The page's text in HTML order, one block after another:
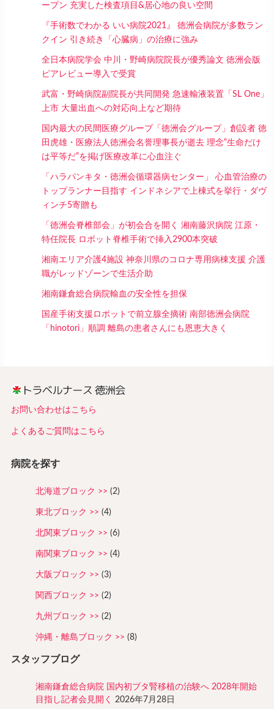
ープン 充実した検査項目&居心地の良い空間
『手術数でわかる いい病院2021』 徳洲会病院が多数ラン
クイン 引き続き「心臓病」の治療に強み
全日本病院学会 中川・野崎病院院長が優秀論文 徳洲会版
ピアレビュー導入で受賞
武富・野崎病院副院長が共同開発 急速輸液装置「SL One」
上市 大量出血への対応向上など期待
国内最大の民間医療グループ「徳洲会グループ」創設者 徳
田虎雄・医療法人徳洲会名誉理事長が逝去 理念“生命だけ
は平等だ”を掲げ医療改革に心血注ぐ
「ハラパンキタ・徳洲会循環器病センター」 心血管治療の
トップランナー目指す インドネシアで上棟式を挙行・ダヴ
ィンチ5寄贈も
「徳洲会脊椎部会」が初会合を開く 湘南藤沢病院 江原・
特任院長 ロボット脊椎手術で挿入2900本突破
湘南エリア介護4施設 神奈川県のコロナ専用病棟支援 介護
職がレッドゾーンで生活介助
湘南鎌倉総合病院輸血の安全性を担保
国産手術支援ロボットで前立腺全摘術 南部徳洲会病院
「hinotori」順調 離島の患者さんにも恩恵大きく
お問い合わせはこちら
よくあるご質問はこちら
病院を探す
北海道ブロック (2)
東北ブロック (4)
北関東ブロック (6)
南関東ブロック (4)
大阪ブロック (3)
関西ブロック (2)
九州ブロック (2)
沖縄・離島ブロック (8)
スタッフブログ
湘南鎌倉総合病院 国内初ブタ腎移植の治験へ 2028年開始
目指し記者会見開く
2026年7月28日